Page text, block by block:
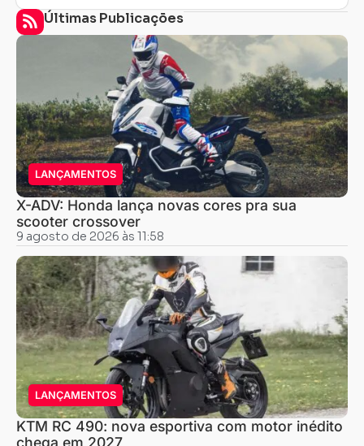
Últimas Publicações
LANÇAMENTOS
X-ADV: Honda lança novas cores pra sua
scooter crossover
9 agosto de 2026 às 11:58
LANÇAMENTOS
KTM RC 490: nova esportiva com motor inédito
chega em 2027